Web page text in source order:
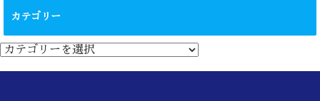
カテゴリー
カ
テ
ゴ